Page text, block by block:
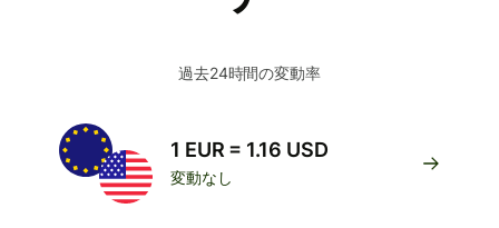
過去24時間の変動率
1 EUR = 1.16 USD
変動なし